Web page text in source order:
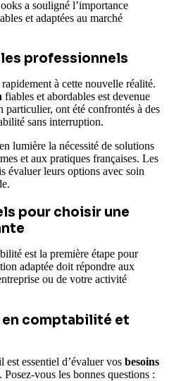
a souligné l’importance
et adaptées au marché
professionnels
à cette nouvelle réalité.
fiables et abordables est devenue
particulier, ont été confrontés à des
sans interruption.
lumière la nécessité de solutions
et aux pratiques françaises. Les
évaluer leurs options avec soin
pour choisir une
est la première étape pour
adaptée doit répondre aux
ou de votre activité
en comptabilité et
est essentiel d’évaluer vos besoins
vous les bonnes questions :